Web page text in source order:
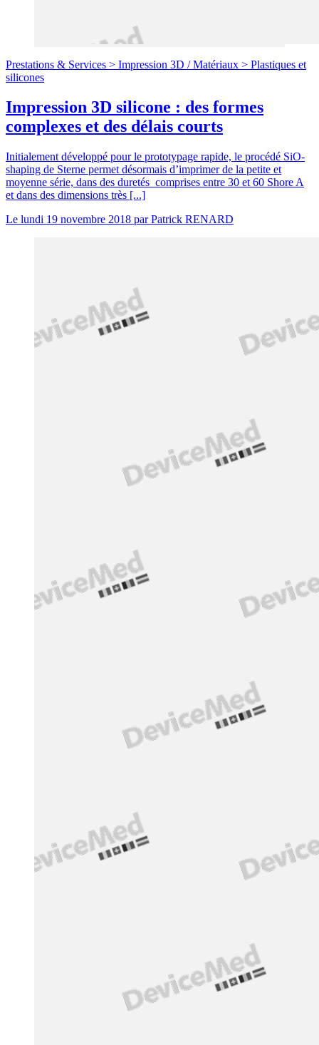
Prestations & Services > Impression 3D /Matériaux > Plastiques et
silicones
Impression 3D silicone : des formes
complexes et des délais courts
Initialement développé pour le prototypage rapide, le procédé SiO-
shaping de Sterne permet désormais d’imprimer de la petite et
moyenne série, dans des duretés comprises entre 30 et 60 Shore A
et dans des dimensions très [...]
Le lundi 19 novembre 2018 parPatrick RENARD